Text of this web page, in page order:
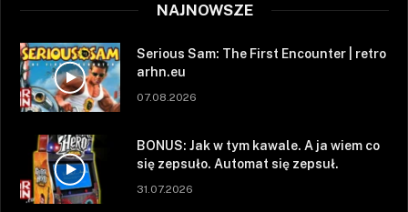
NAJNOWSZE
Serious Sam: The First Encounter | retro
arhn.eu
07.08.2026
BONUS: Jak w tym kawale. A ja wiem co
się zepsuło. Automat się zepsuł.
31.07.2026